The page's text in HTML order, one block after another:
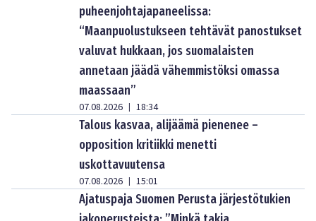
puheenjohtajapaneelissa:
“Maanpuolustukseen tehtävät panostukset
valuvat hukkaan, jos suomalaisten
annetaan jäädä vähemmistöksi omassa
maassaan”
07.08.2026 | 18:34
Talous kasvaa, alijäämä pienenee –
opposition kritiikki menetti
uskottavuutensa
07.08.2026 | 15:01
Ajatuspaja Suomen Perusta järjestötukien